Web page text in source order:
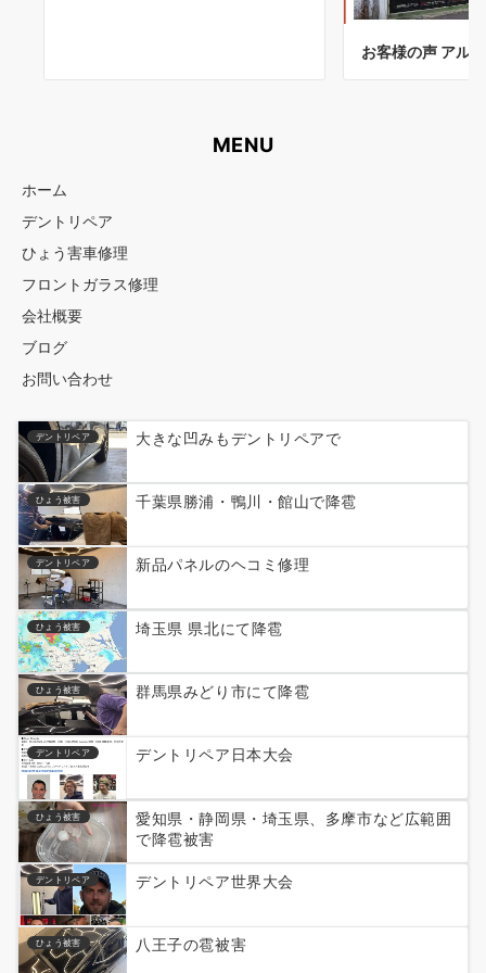
お客様の声 アル
MENU
ホーム
デントリペア
ひょう害車修理
フロントガラス修理
会社概要
ブログ
お問い合わせ
デントリペア 大きな凹みもデントリペアで
ひょう被害 千葉県勝浦・鴨川・館山で降雹
デントリペア 新品パネルのヘコミ修理
ひょう被害 埼玉県 県北にて降雹
ひょう被害 群馬県みどり市にて降雹
デントリペア デントリペア日本大会
ひょう被害
愛知県・静岡県・埼玉県、多摩市など広範囲
で降雹被害
デントリペア デントリペア世界大会
ひょう被害 八王子の雹被害